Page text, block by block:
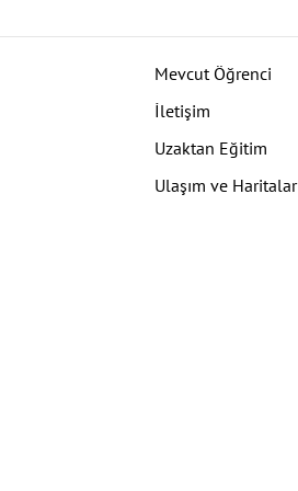
Mevcut Öğrenci
İletişim
Uzaktan Eğitim
Ulaşım ve Haritalar